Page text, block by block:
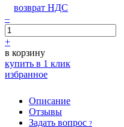
возврат НДС
–
+
в корзину
купить в 1 клик
избранное
Описание
Отзывы
Задать вопрос ?